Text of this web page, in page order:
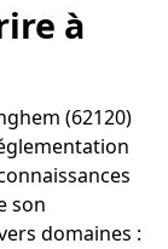
à
(62120)
son
domaines :